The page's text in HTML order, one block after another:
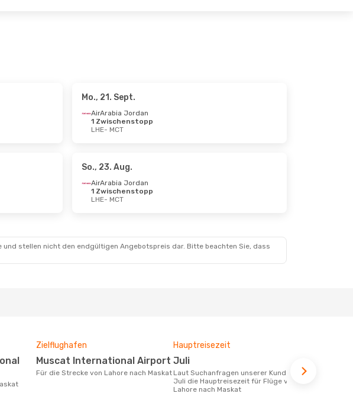
Mo., 21. Sept.
AirArabia Jordan
1 Zwischenstopp
LHE- MCT
So., 23. Aug.
AirArabia Jordan
1 Zwischenstopp
LHE- MCT
stellen nicht den endgültigen Angebotspreis dar. Bitte beachten Sie, dass
Zielflughafen
Muscat International Airport
Für die Strecke von Lahore nach Maskat
Hauptreisezeit
Juli
Laut Suchanfragen unserer Kunden ist
Juli die Hauptreisezeit für Flüge von
Lahore nach Maskat